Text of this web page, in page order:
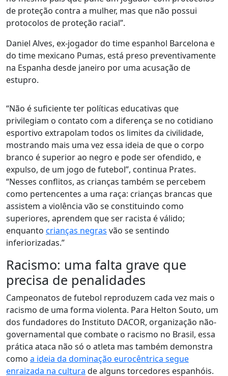
de proteção contra a mulher, mas que não possui
protocolos de proteção racial”.
Daniel Alves, ex-jogador do time espanhol Barcelona e
do time mexicano Pumas, está preso preventivamente
na Espanha desde janeiro por uma acusação de
estupro.
“Não é suficiente ter políticas educativas que
privilegiam o contato com a diferença se no cotidiano
esportivo extrapolam todos os limites da civilidade,
mostrando mais uma vez essa ideia de que o corpo
branco é superior ao negro e pode ser ofendido, e
expulso, de um jogo de futebol”, continua Prates.
“Nesses conflitos, as crianças também se percebem
como pertencentes a uma raça: crianças brancas que
assistem a violência vão se constituindo como
superiores, aprendem que ser racista é válido;
enquanto crianças negras vão se sentindo
inferiorizadas.”
Racismo: uma falta grave que
precisa de penalidades
Campeonatos de futebol reproduzem cada vez mais o
racismo de uma forma violenta. Para Helton Souto, um
dos fundadores do Instituto DACOR, organização não-
governamental que combate o racismo no Brasil, essa
prática ataca não só o atleta mas também demonstra
como a ideia da dominação eurocêntrica segue
enraizada na cultura de alguns torcedores espanhóis.